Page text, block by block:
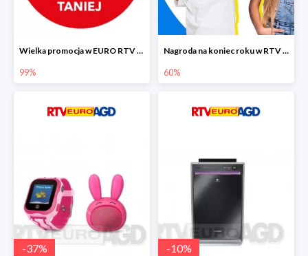
Wielka promocja w EURO RTV AGD do -99%
99%
Nagroda na koniec roku w RTV EURO AGD do -60%
60%
-37% -10%